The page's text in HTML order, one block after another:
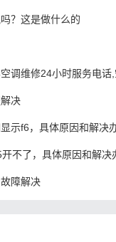
？这是做什么的
调维修24小时服务电话,空
决
示f6，具体原因和解决
不了，具体原因和解决
障解决